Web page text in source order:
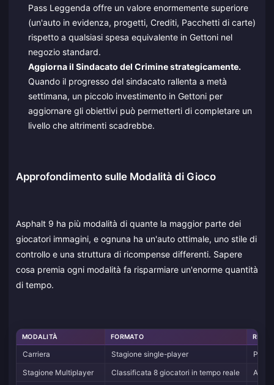
Pass Leggenda offre un valore enormemente superiore
(un'auto in evidenza, progetti, Crediti, Pacchetti di carte)
rispetto a qualsiasi spesa equivalente in Gettoni nel
negozio standard.
Aggiorna il Sindacato del Crimine strategicamente.
Quando il progresso del sindacato rallenta a metà
settimana, un piccolo investimento in Gettoni per
aggiornare gli obiettivi può permetterti di completare un
livello che altrimenti scadrebbe.
Approfondimento sulle Modalità di Gioco
Asphalt 9 ha più modalità di quante la maggior parte dei
giocatori immagini, e ognuna ha un'auto ottimale, uno stile di
controllo e una struttura di ricompense differenti. Sapere
cosa premia ogni modalità fa risparmiare un'enorme quantità
di tempo.
MODALITÀ FORMATO
Carriera Stagione single-player
Stagione Multiplayer
Classificata 8 giocatori in tempo reale
Auto